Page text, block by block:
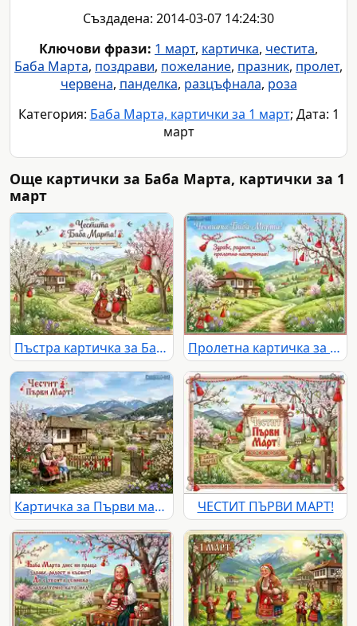
Създадена: 2014-03-07 14:24:30
Ключови фрази: 1 март, картичка, честита,
Баба Марта, поздрави, пожелание, празник, пролет,
червена, панделка, разцъфнала, роза
Категория: Баба Марта, картички за 1 март; Дата: 1
март
Още картички за Баба Марта, картички за 1
март
Пъстра картичка за Баба Марта с цъфнали дървета, традиционни къщи, планини и селска църква Пролетна картичка за Баба Марта с красив пейзаж
Картичка за Първи март - пролетен ден в планинско село ЧЕСТИТ ПЪРВИ МАРТ!